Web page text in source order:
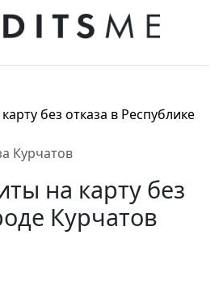
без отказа в Республике
Курчатов
на карту без
Курчатов